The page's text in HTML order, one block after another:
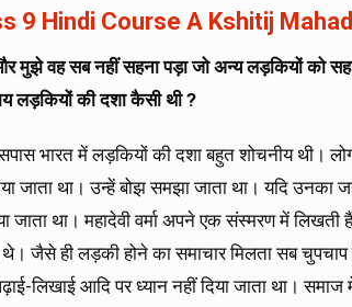
9 Hindi Course A Kshitij
और मुझे वह सब नहीं सहना पड़ा जो अन्य लड़कियों को
लड़कियों की दशा कैसी थी ?
भारत में लड़कियों की दशा बहुत शोचनीय थी।
जाता था। उन्हें बोझ समझा जाता था। यदि उनका
जाता था। महादेवी वर्मा अपने एक संस्मरण में
जैसे ही लड़की होने का समाचार मिलता सब चुपचाप
लिखाई आदि पर ध्यान नहीं दिया जाता था। समाज